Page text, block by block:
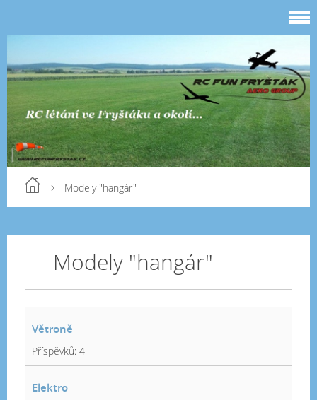
Modely "hangár"
Modely "hangár"
Větroně
Příspěvků: 4
Elektro